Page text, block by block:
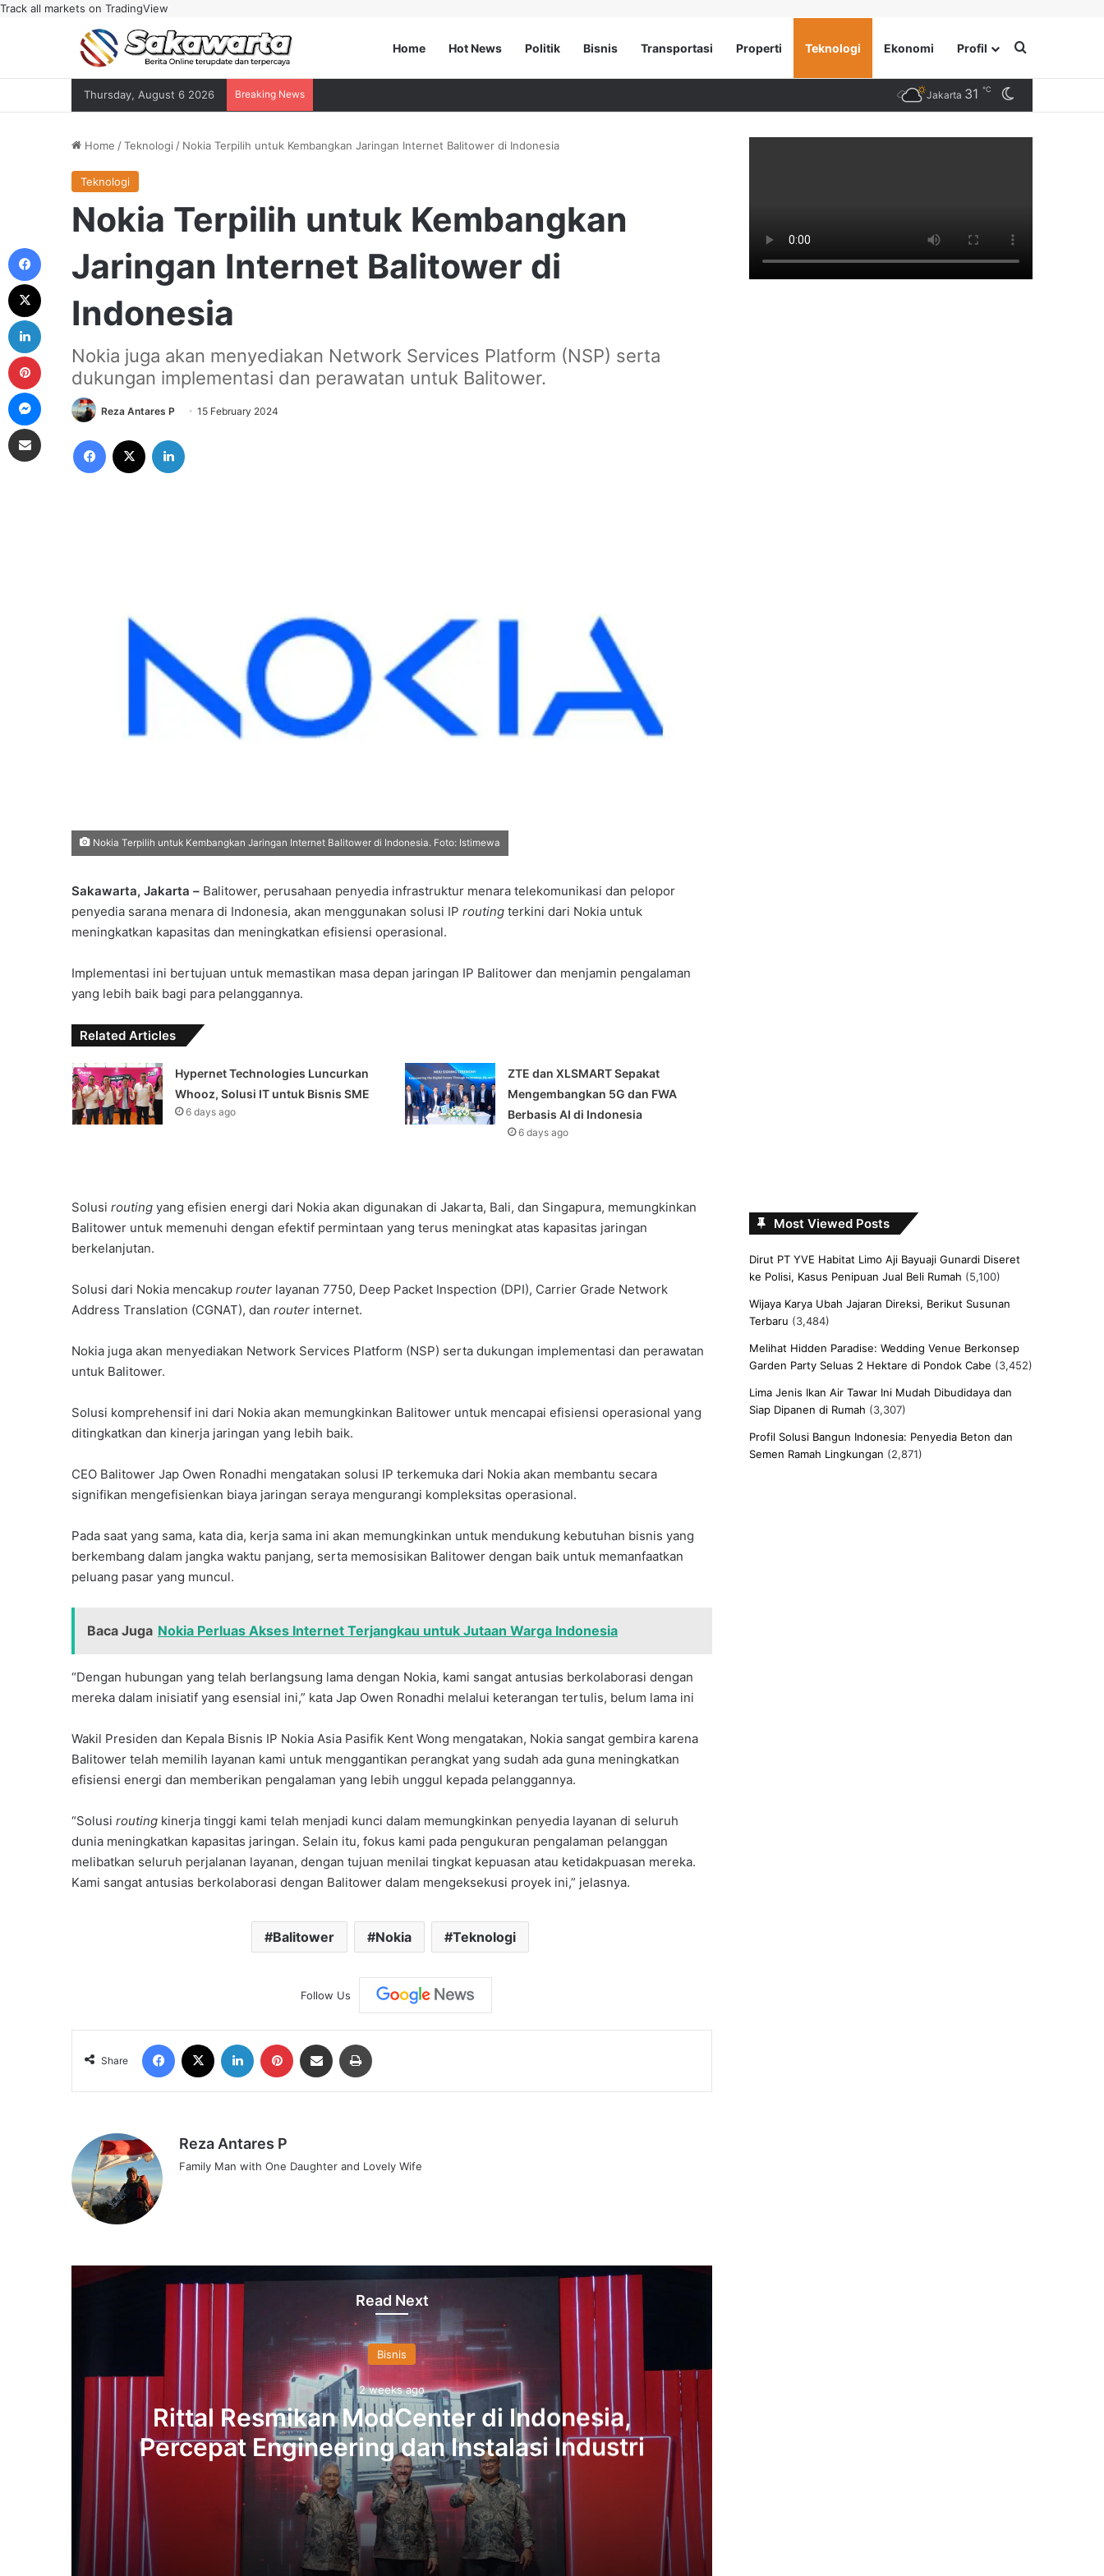
Track all markets on TradingView
Home Hot News Politik Bisnis Transportasi Properti Teknologi Ekonomi Profil Search for
Thursday, August 6 2026 Breaking News Jakarta 31 ℃
Home /Teknologi / Nokia Terpilih untuk Kembangkan Jaringan Internet Balitower di Indonesia
Teknologi
Nokia Terpilih untuk Kembangkan
Jaringan Internet Balitower di
Indonesia
Nokia juga akan menyediakan Network Services Platform (NSP) serta
dukungan implementasi dan perawatan untuk Balitower.
Reza Antares P 15 February 2024
Facebook
Nokia Terpilih untuk Kembangkan Jaringan Internet Balitower di Indonesia. Foto: Istimewa
Sakawarta, Jakarta – Balitower, perusahaan penyedia infrastruktur menara telekomunikasi dan pelopor
penyedia sarana menara di Indonesia, akan menggunakan solusi IP routing terkini dari Nokia untuk
meningkatkan kapasitas dan meningkatkan efisiensi operasional.
Implementasi ini bertujuan untuk memastikan masa depan jaringan IP Balitower dan menjamin pengalaman
yang lebih baik bagi para pelanggannya.
Related Articles
Hypernet Technologies Luncurkan
Whooz, Solusi IT untuk Bisnis SME
6 days ago
ZTE dan XLSMART Sepakat
Mengembangkan 5G dan FWA
Berbasis AI di Indonesia
6 days ago
Solusi routing yang efisien energi dari Nokia akan digunakan di Jakarta, Bali, dan Singapura, memungkinkan
Balitower untuk memenuhi dengan efektif permintaan yang terus meningkat atas kapasitas jaringan
berkelanjutan.
Solusi dari Nokia mencakup router layanan 7750, Deep Packet Inspection (DPI), Carrier Grade Network
Address Translation (CGNAT), dan router internet.
Nokia juga akan menyediakan Network Services Platform (NSP) serta dukungan implementasi dan perawatan
untuk Balitower.
Solusi komprehensif ini dari Nokia akan memungkinkan Balitower untuk mencapai efisiensi operasional yang
ditingkatkan dan kinerja jaringan yang lebih baik.
CEO Balitower Jap Owen Ronadhi mengatakan solusi IP terkemuka dari Nokia akan membantu secara
signifikan mengefisienkan biaya jaringan seraya mengurangi kompleksitas operasional.
Pada saat yang sama, kata dia, kerja sama ini akan memungkinkan untuk mendukung kebutuhan bisnis yang
berkembang dalam jangka waktu panjang, serta memosisikan Balitower dengan baik untuk memanfaatkan
peluang pasar yang muncul.
Baca Juga Nokia Perluas Akses Internet Terjangkau untuk Jutaan Warga Indonesia
“Dengan hubungan yang telah berlangsung lama dengan Nokia, kami sangat antusias berkolaborasi dengan
mereka dalam inisiatif yang esensial ini,” kata Jap Owen Ronadhi melalui keterangan tertulis, belum lama ini
Wakil Presiden dan Kepala Bisnis IP Nokia Asia Pasifik Kent Wong mengatakan, Nokia sangat gembira karena
Balitower telah memilih layanan kami untuk menggantikan perangkat yang sudah ada guna meningkatkan
efisiensi energi dan memberikan pengalaman yang lebih unggul kepada pelanggannya.
“Solusi routing kinerja tinggi kami telah menjadi kunci dalam memungkinkan penyedia layanan di seluruh
dunia meningkatkan kapasitas jaringan. Selain itu, fokus kami pada pengukuran pengalaman pelanggan
melibatkan seluruh perjalanan layanan, dengan tujuan menilai tingkat kepuasan atau ketidakpuasan mereka.
Kami sangat antusias berkolaborasi dengan Balitower dalam mengeksekusi proyek ini,” jelasnya.
Balitower Nokia Teknologi
Follow Us
Share
Facebook LinkedIn Pinterest Share via Email
Reza Antares P
Family Man with One Daughter and Lovely Wife
Read Next
Bisnis
2 weeks ago
Rittal Resmikan ModCenter di Indonesia,
Percepat Engineering dan Instalasi Industri
2 weeks ago
Rittal Resmikan ModCenter di Indonesia, Percepat Engineering dan Instalasi Industri
Most Viewed Posts
Dirut PT YVE Habitat Limo Aji Bayuaji Gunardi Diseret
ke Polisi, Kasus Penipuan Jual Beli Rumah (5,100)
Wijaya Karya Ubah Jajaran Direksi, Berikut Susunan
Terbaru (3,484)
Melihat Hidden Paradise: Wedding Venue Berkonsep
Garden Party Seluas 2 Hektare di Pondok Cabe (3,452)
Lima Jenis Ikan Air Tawar Ini Mudah Dibudidaya dan
Siap Dipanen di Rumah (3,307)
Profil Solusi Bangun Indonesia: Penyedia Beton dan
Semen Ramah Lingkungan (2,871)
Pinterest